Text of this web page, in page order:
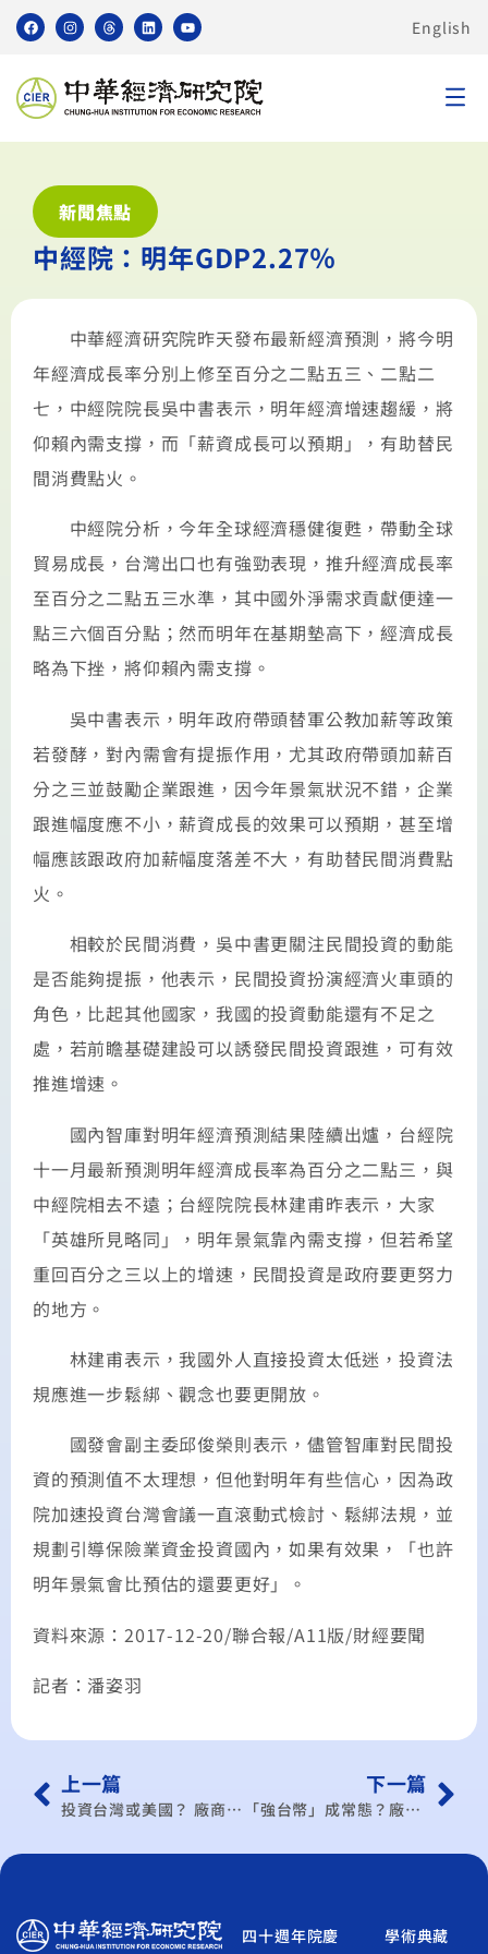
English
新聞焦點
中經院：明年GDP2.27％
中華經濟研究院昨天發布最新經濟預測，將今明
年經濟成長率分別上修至百分之二點五三、二點二
七，中經院院長吳中書表示，明年經濟增速趨緩，將
仰賴內需支撐，而「薪資成長可以預期」，有助替民
間消費點火。
中經院分析，今年全球經濟穩健復甦，帶動全球
貿易成長，台灣出口也有強勁表現，推升經濟成長率
至百分之二點五三水準，其中國外淨需求貢獻便達一
點三六個百分點；然而明年在基期墊高下，經濟成長
略為下挫，將仰賴內需支撐。
吳中書表示，明年政府帶頭替軍公教加薪等政策
若發酵，對內需會有提振作用，尤其政府帶頭加薪百
分之三並鼓勵企業跟進，因今年景氣狀況不錯，企業
跟進幅度應不小，薪資成長的效果可以預期，甚至增
幅應該跟政府加薪幅度落差不大，有助替民間消費點
火。
相較於民間消費，吳中書更關注民間投資的動能
是否能夠提振，他表示，民間投資扮演經濟火車頭的
角色，比起其他國家，我國的投資動能還有不足之
處，若前瞻基礎建設可以誘發民間投資跟進，可有效
推進增速。
國內智庫對明年經濟預測結果陸續出爐，台經院
十一月最新預測明年經濟成長率為百分之二點三，與
中經院相去不遠；台經院院長林建甫昨表示，大家
「英雄所見略同」，明年景氣靠內需支撐，但若希望
重回百分之三以上的增速，民間投資是政府要更努力
的地方。
林建甫表示，我國外人直接投資太低迷，投資法
規應進一步鬆綁、觀念也要更開放。
國發會副主委邱俊榮則表示，儘管智庫對民間投
資的預測值不太理想，但他對明年有些信心，因為政
院加速投資台灣會議一直滾動式檢討、鬆綁法規，並
規劃引導保險業資金投資國內，如果有效果，「也許
明年景氣會比預估的還要更好」。
資料來源：2017-12-20/聯合報/A11版/財經要聞
記者： 潘姿羽
上一篇
投資台灣或美國？ 廠商很猶豫
下一篇
「強台幣」成常態？廠商作好心死準備！
四十週年院慶 學術典藏